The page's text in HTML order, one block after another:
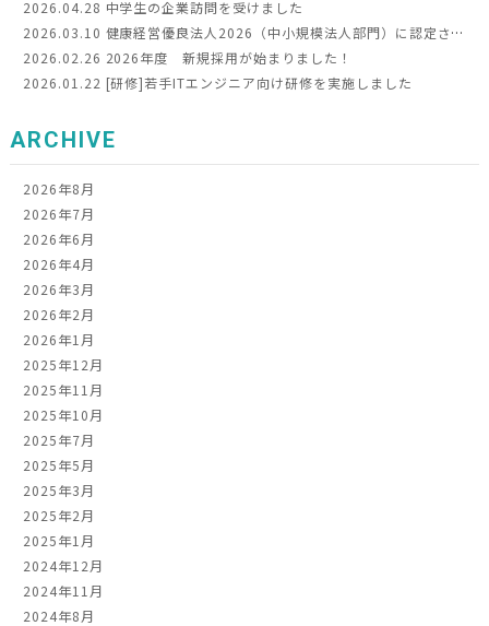
2026.04.28 中学生の企業訪問を受けました
2026.03.10 健康経営優良法人2026（中小規模法人部門）に認定されました
2026.02.26 2026年度 新規採用が始まりました！
2026.01.22 [研修]若手ITエンジニア向け研修を実施しました
ARCHIVE
2026年8月
2026年7月
2026年6月
2026年4月
2026年3月
2026年2月
2026年1月
2025年12月
2025年11月
2025年10月
2025年7月
2025年5月
2025年3月
2025年2月
2025年1月
2024年12月
2024年11月
2024年8月